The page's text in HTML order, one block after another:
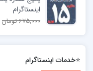
اینستاگرام
675,000 تومان
⭐خدمات اینستاگرام